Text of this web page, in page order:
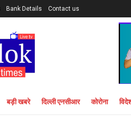
Bank Details Contact us
बड़ी खबरे दिल्ली एनसीआर कोरोना